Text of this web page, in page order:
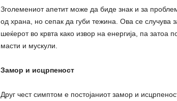
Зголемениот апетит може да биде знак и за
од храна, но сепак да губи тежина. Ова се случува
шеќерот во крвта како извор на енергија, па затоа
масти и мускули.
Замор и исцрпеност
Друг чест симптом е постојаниот замор и